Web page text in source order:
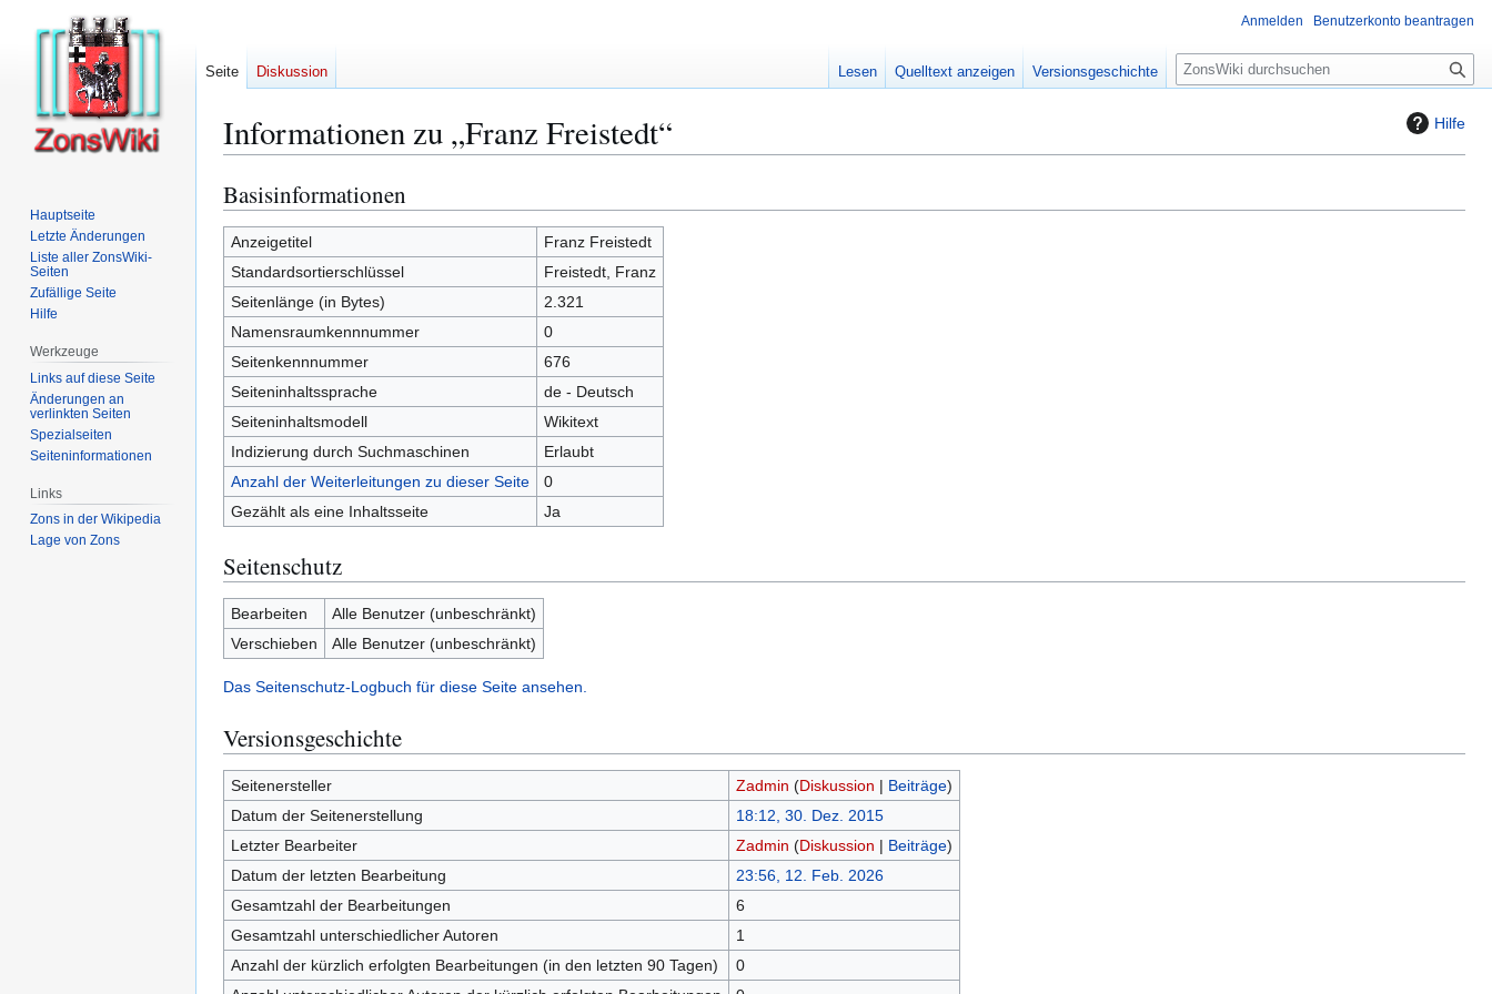
Hilfe
Informationen zu „Franz Freistedt“
Zur
Navigation
springen
Zur
Suche
springen
Basisinformationen
Anzeigetitel
Franz Freistedt
Standardsortierschlüssel
Freistedt, Franz
Seitenlänge (in Bytes)
2.321
Namensraumkennnummer
0
Seitenkennnummer
676
Seiteninhaltssprache
de - Deutsch
Seiteninhaltsmodell
Wikitext
Indizierung durch Suchmaschinen
Erlaubt
Anzahl der Weiterleitungen zu dieser Seite
0
Gezählt als eine Inhaltsseite
Ja
Seitenschutz
Bearbeiten
Alle Benutzer (unbeschränkt)
Verschieben
Alle Benutzer (unbeschränkt)
Das Seitenschutz-Logbuch für diese Seite ansehen.
Versionsgeschichte
Seitenersteller Zadmin (Diskussion | Beiträge)
Datum der Seitenerstellung
18:12, 30. Dez. 2015
Letzter Bearbeiter
Zadmin (Diskussion | Beiträge)
Datum der letzten Bearbeitung
23:56, 12. Feb. 2026
Gesamtzahl der Bearbeitungen
6
Gesamtzahl unterschiedlicher Autoren
1
Anzahl der kürzlich erfolgten Bearbeitungen (in den letzten 90 Tagen)
0
Anmelden Benutzerkonto beantragen
Seite Diskussion Lesen Quelltext anzeigen Versionsgeschichte
S
u
e
Hauptseite
Letzte Änderungen
Liste aller ZonsWiki-
Seiten
Zufällige Seite
Hilfe
Werkzeuge
Links auf diese Seite
Änderungen an
verlinkten Seiten
Spezialseiten
Seiten­­informationen
Links
Zons in der Wikipedia
Lage von Zons